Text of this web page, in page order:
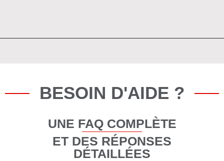
BESOIN D'AIDE ?
UNE FAQ COMPLÈTE
ET DES RÉPONSES
DÉTAILLÉES